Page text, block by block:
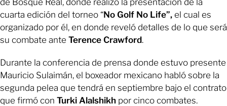
de Bosque Real, donde realizó la presentación de la
cuarta edición del torneo “No Golf No Life”, el cual es
organizado por él, en donde reveló detalles de lo que será
su combate ante Terence Crawford.
Durante la conferencia de prensa donde estuvo presente
Mauricio Sulaimán, el boxeador mexicano habló sobre la
segunda pelea que tendrá en septiembre bajo el contrato
que firmó con Turki Alalshikh por cinco combates.